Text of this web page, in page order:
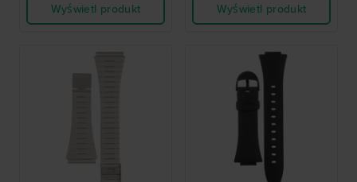
Wyświetl produkt
Wyświetl produkt